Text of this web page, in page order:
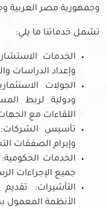
وجمهورية مصر العربية
تشمل خدماتنا ما يلي:
الخدمات
وإعداد الدراسات
الجولات
ودولية لربط
اللقاءات مع
تأسيس الشركات:
وإبرام الصفقات
الخدمات
جميع الإجراءات
التأشيرات:
الأنظمة المعمول